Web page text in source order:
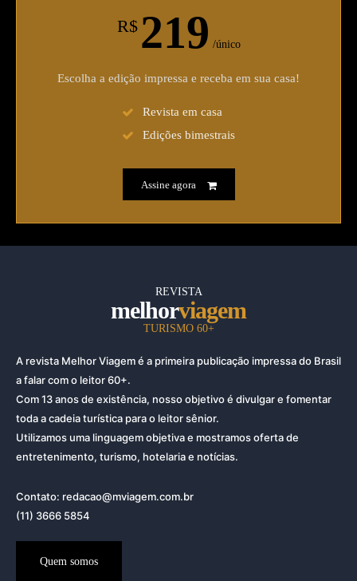
R$ 219 /único
Escolha a edição impressa e receba em sua casa!
Revista em casa
Edições bimestrais
Assine agora
REVISTA
melhorviagem
TURISMO 60+
A revista Melhor Viagem é a primeira publicação impressa do Brasil
a falar com o leitor 60+.
Com 13 anos de existência, nosso objetivo é divulgar e fomentar
toda a cadeia turística para o leitor sênior.
Utilizamos uma linguagem objetiva e mostramos oferta de
entretenimento, turismo, hotelaria e notícias.
Contato: redacao@mviagem.com.br
(11) 3666 5854
Quem somos